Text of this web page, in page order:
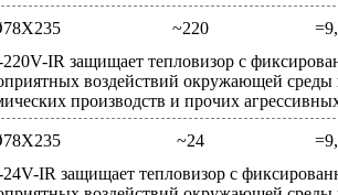
~220
IR защищает тепловизор с
воздействий окружающей среды
производств и прочих
~24
IR защищает тепловизор с